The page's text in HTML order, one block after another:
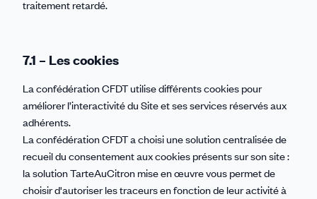
traitement retardé.
7.1 – Les cookies
La confédération CFDT utilise différents cookies pour
améliorer l’interactivité du Site et ses services réservés aux
adhérents.
La confédération CFDT a choisi une solution centralisée de
recueil du consentement aux cookies présents sur son site :
la solution TarteAuCitron mise en œuvre vous permet de
choisir d'autoriser les traceurs en fonction de leur activité à